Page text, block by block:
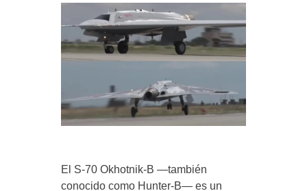
El S-70 Okhotnik-B —también
conocido como Hunter-B— es un